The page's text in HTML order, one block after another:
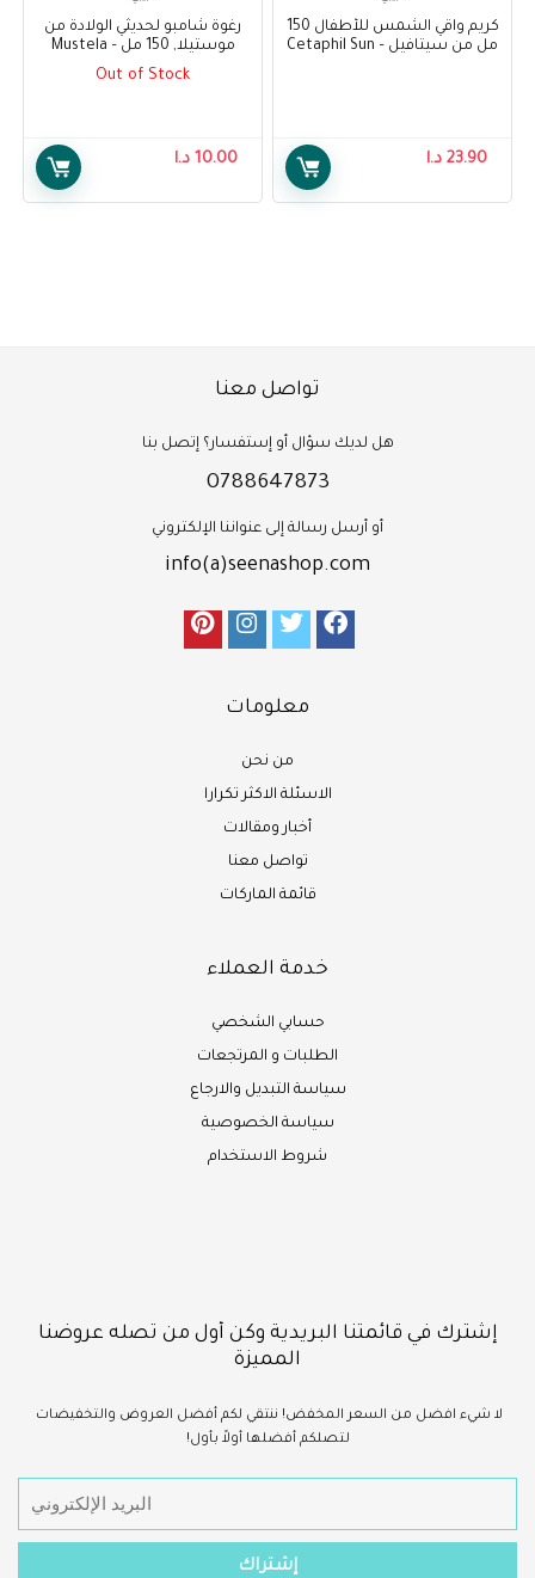
كريم واقي الشمس للأطفال 150
مل من سيتافيل – Cetaphil Sun
23.90 د.ا
رغوة شامبو لحديثي الولادة من
موستيلا, 150 مل – Mustela
Foam Shampoo for Newborns
150 ml
Out of Stock
10.00 د.ا
تواصل معنا
هل لديك سؤال أو إستفسار؟ إتصل بنا
0788647873
أو أرسل رسالة إلى عنواننا الإلكتروني
info(a)seenashop.com
معلومات
من نحن
الاسئلة الاكثر تكرارا
أخبار ومقالات
تواصل معنا
قائمة الماركات
خدمة العملاء
حسابي الشخصي
الطلبات و المرتجعات
سياسة التبديل والارجاع
سياسة الخصوصية
شروط الاستخدام
إشترك في قائمتنا البريدية وكن أول من تصله عروضنا
المميزة
لا شيء افضل من السعر المخفض! ننتقي لكم أفضل العروض والتخفيضات
لتصلكم أفضلها أولاً بأول!